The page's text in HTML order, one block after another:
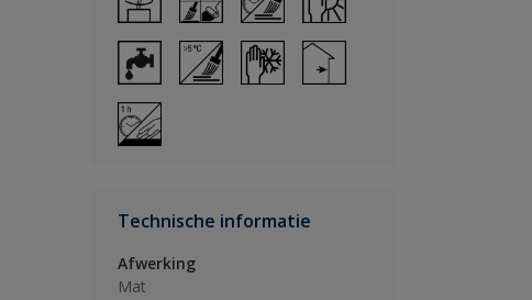
Technische informatie
Afwerking
Mat